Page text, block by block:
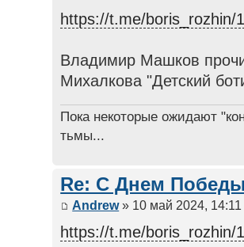
https://t.me/boris_rozhin/
Владимир Машков
Михалкова "Детский
Пока некоторые ожидают
тьмы...
Re: С Днем
Andrew» 10 май 2024, 14:11
https://t.me/boris_rozhin/